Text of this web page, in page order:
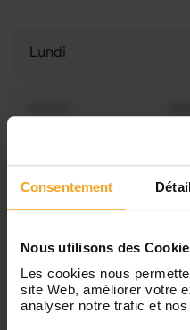
Consentement
Nous utilisons des
Les cookies nous
site Web, améliorer votre
analyser notre trafic et
Lundi
Mercredi
Vendredi
Vous